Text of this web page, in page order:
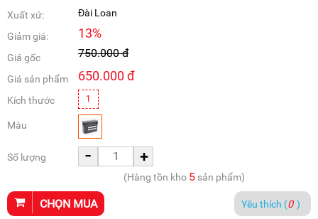
Xuất xứ: Đài Loan
Giảm giá: 13%
Giá gốc 750.000 đ
Giá sản phẩm 650.000 đ
Kích thước 1
Màu
Số lượng - +
(Hàng tồn kho 5sản phẩm)
CHỌN MUA Yêu thích (0 )